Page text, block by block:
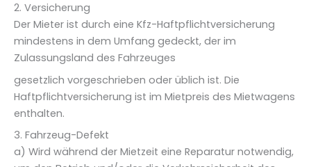
2. Versicherung
Der Mieter ist durch eine Kfz-Haftpflichtversicherung
mindestens in dem Umfang gedeckt, der im
Zulassungsland des Fahrzeuges
gesetzlich vorgeschrieben oder üblich ist. Die
Haftpflichtversicherung ist im Mietpreis des Mietwagens
enthalten.
3. Fahrzeug-Defekt
a) Wird während der Mietzeit eine Reparatur notwendig,